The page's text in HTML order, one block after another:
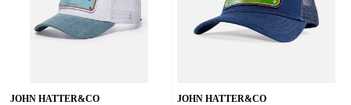
JOHN HATTER&CO JOHN HATTER&CO